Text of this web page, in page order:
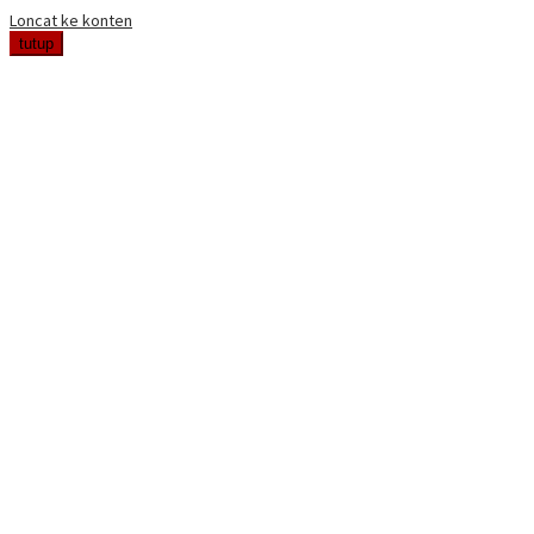
Loncat ke konten
tutup